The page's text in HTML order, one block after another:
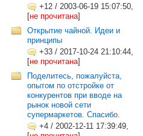
+12 / 2003-06-19 15:07:50,
[не прочитана]
Открытие чайной. Идеи и
принципы
+33 / 2017-10-24 21:10:44,
[не прочитана]
Поделитесь, пожалуйста,
опытом по отстройке от
конкурентов при вводе на
рынок новой сети
супермаркетов. Спасибо.
+4 / 2002-12-11 17:39:49,